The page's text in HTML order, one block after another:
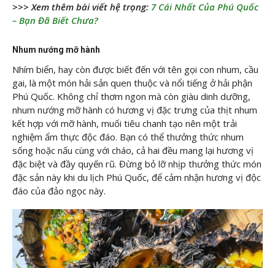
>>> Xem thêm bài viết hệ trọng: 7 Cái Nhất Của Phú Quốc
– Bạn Đã Biết Chưa?
Nhum nướng mỡ hành
Nhím biển, hay còn được biết đến với tên gọi con nhum, cầu
gai, là một món hải sản quen thuộc và nổi tiếng ở hải phận
Phú Quốc. Không chỉ thơm ngon mà còn giàu dinh dưỡng,
nhum nướng mỡ hành có hương vị đặc trưng của thịt nhum
kết hợp với mỡ hành, muối tiêu chanh tạo nên một trải
nghiệm ẩm thực độc đáo. Bạn có thể thưởng thức nhum
sống hoặc nấu cùng với cháo, cả hai đều mang lại hương vị
đặc biệt và đầy quyến rũ. Đừng bỏ lỡ nhịp thưởng thức món
đặc sản này khi du lịch Phú Quốc, để cảm nhận hương vị độc
đáo của đảo ngọc này.